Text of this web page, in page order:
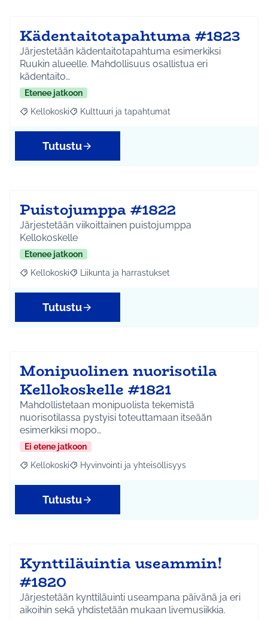
Kädentaitotapahtuma #1823
Järjestetään kädentaitotapahtuma esimerkiksi
Ruukin alueelle. Mahdollisuus osallistua eri
kädentaito…
Etenee jatkoon
Rajaa tulokset aihepiirin mukaan: Kellokoski
Kellokoski Rajaa tulokset teeman mukaan: Kulttuuri ja
Kulttuuri ja tapahtumat
Tutustu
Puistojumppa #1822
Järjestetään viikoittainen puistojumppa
Kellokoskelle
Etenee jatkoon
Rajaa tulokset aihepiirin mukaan: Kellokoski
Kellokoski Rajaa tulokset teeman mukaan: Liikunta ja
Liikunta ja harrastukset
Tutustu
Monipuolinen nuorisotila
Kellokoskelle #1821
Mahdollistetaan monipuolista tekemistä
nuorisotilassa pystyisi toteuttamaan itseään
esimerkiksi mopo…
Ei etene jatkoon
Rajaa tulokset aihepiirin mukaan: Kellokoski
Kellokoski Rajaa tulokset teeman mukaan: Hyvinvointi ja
Hyvinvointi ja yhteisöllisyys
Tutustu
Kynttiläuintia useammin!
#1820
Järjestetään kynttiläuinti useampana päivänä ja eri
aikoihin sekä yhdistetään mukaan livemusiikkia.